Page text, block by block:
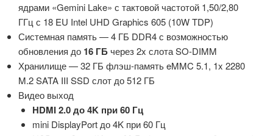
ядрами «Gemini Lake» с тактовой частотой 1,50/2,80
ГГц с 18 EU Intel UHD Graphics 605 (10W TDP)
Системная память — 4 ГБ DDR4 с возможностью
обновления до 16 ГБ через 2x слота SO-DIMM
Хранилище — 32 ГБ флэш-память eMMC 5.1, 1x 2280
M.2 SATA III SSD слот до 512 ГБ
Видео выход
HDMI 2.0 до 4K при 60 Гц
mini DisplayPort до 4K при 60 Гц